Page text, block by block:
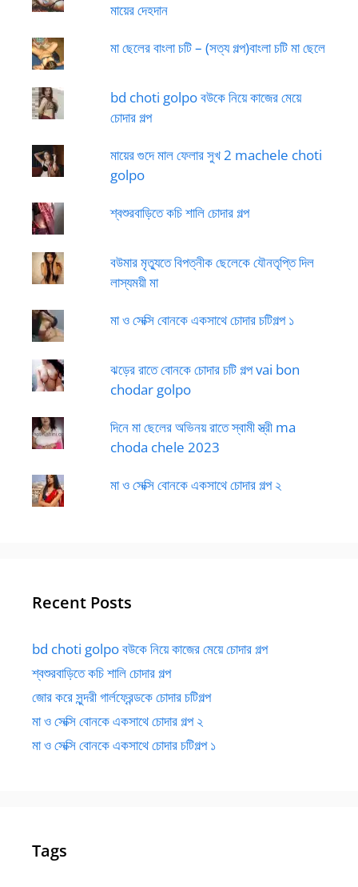
মায়ের দেহদান
মা ছেলের বাংলা চটি – (সত্য গল্প)বাংলা চটি মা ছেলে
bd choti golpo বউকে নিয়ে কাজের মেয়ে
চোদার গল্প
মায়ের গুদে মাল ফেলার সুখ 2 machele choti
golpo
শ্বশুরবাড়িতে কচি শালি চোদার গল্প
বউমার মৃত্যুতে বিপত্নীক ছেলেকে যৌনতৃপ্তি দিল
লাস্যময়ী মা
মা ও সেক্সি বোনকে একসাথে চোদার চটিগল্প ১
ঝড়ের রাতে বোনকে চোদার চটি গল্প vai bon
chodar golpo
দিনে মা ছেলের অভিনয় রাতে স্বামী স্ত্রী ma
choda chele 2023
মা ও সেক্সি বোনকে একসাথে চোদার গল্প ২
Recent Posts
bd choti golpo বউকে নিয়ে কাজের মেয়ে চোদার গল্প
শ্বশুরবাড়িতে কচি শালি চোদার গল্প
জোর করে সুন্দরী গার্লফ্রেন্ডকে চোদার চটিগল্প
মা ও সেক্সি বোনকে একসাথে চোদার গল্প ২
মা ও সেক্সি বোনকে একসাথে চোদার চটিগল্প ১
Tags